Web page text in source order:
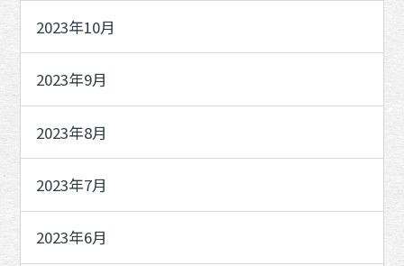
2023年10月
2023年9月
2023年8月
2023年7月
2023年6月